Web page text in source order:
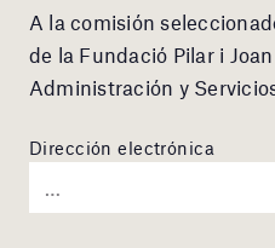
A la comisión
de la Fundació Pilar i
Administración y
Dirección electrónica